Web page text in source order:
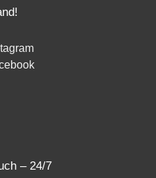
– 24/7